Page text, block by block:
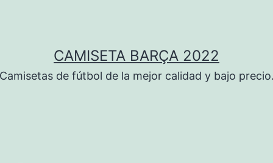
CAMISETA BARÇA 2022
Camisetas de fútbol de la mejor calidad y bajo